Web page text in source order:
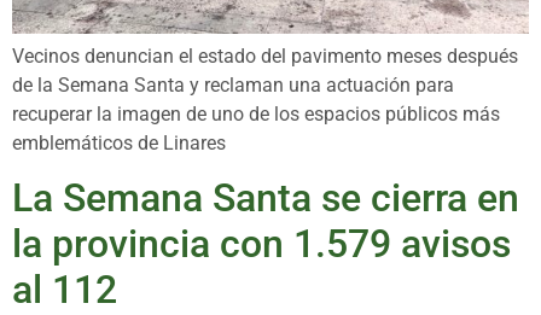
Vecinos denuncian el estado del pavimento meses después
de la Semana Santa y reclaman una actuación para
recuperar la imagen de uno de los espacios públicos más
emblemáticos de Linares
La Semana Santa se cierra en
la provincia con 1.579 avisos
al 112